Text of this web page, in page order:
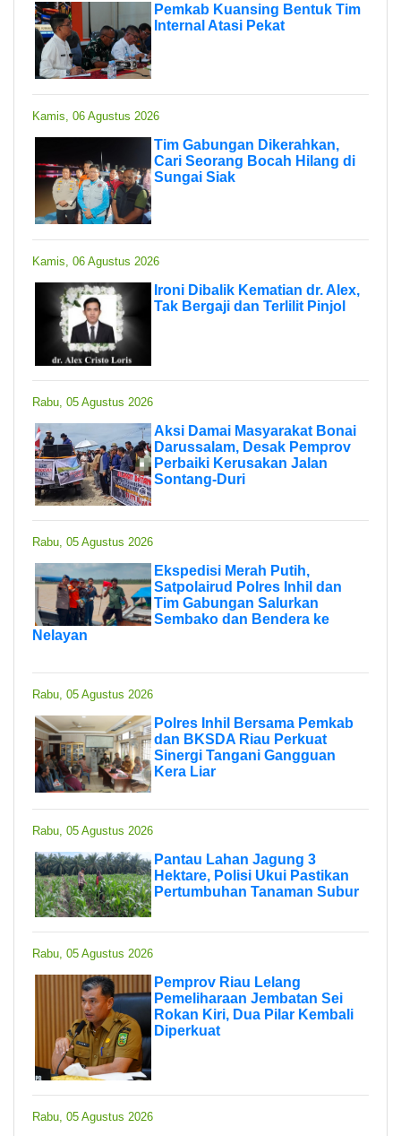
Pemkab Kuansing Bentuk Tim
Internal Atasi Pekat
Kamis, 06 Agustus 2026
Tim Gabungan Dikerahkan,
Cari Seorang Bocah Hilang di
Sungai Siak
Kamis, 06 Agustus 2026
Ironi Dibalik Kematian dr. Alex,
Tak Bergaji dan Terlilit Pinjol
Rabu, 05 Agustus 2026
Aksi Damai Masyarakat Bonai
Darussalam, Desak Pemprov
Perbaiki Kerusakan Jalan
Sontang-Duri
Rabu, 05 Agustus 2026
Ekspedisi Merah Putih,
Satpolairud Polres Inhil dan
Tim Gabungan Salurkan
Sembako dan Bendera ke
Nelayan
Rabu, 05 Agustus 2026
Polres Inhil Bersama Pemkab
dan BKSDA Riau Perkuat
Sinergi Tangani Gangguan
Kera Liar
Rabu, 05 Agustus 2026
Pantau Lahan Jagung 3
Hektare, Polisi Ukui Pastikan
Pertumbuhan Tanaman Subur
Rabu, 05 Agustus 2026
Pemprov Riau Lelang
Pemeliharaan Jembatan Sei
Rokan Kiri, Dua Pilar Kembali
Diperkuat
Rabu, 05 Agustus 2026